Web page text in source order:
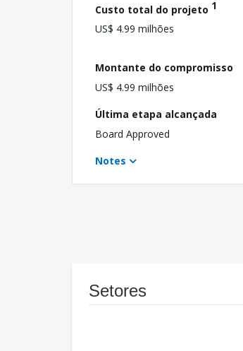
Custo total do projeto 1
US$ 4.99 milhões
Montante do compromisso
US$ 4.99 milhões
Última etapa alcançada
Board Approved
Notes
Setores